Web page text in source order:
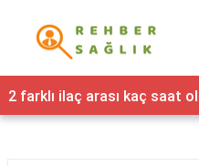
Sağlık
Yaşam
2 farklı ilaç arası kaç saat